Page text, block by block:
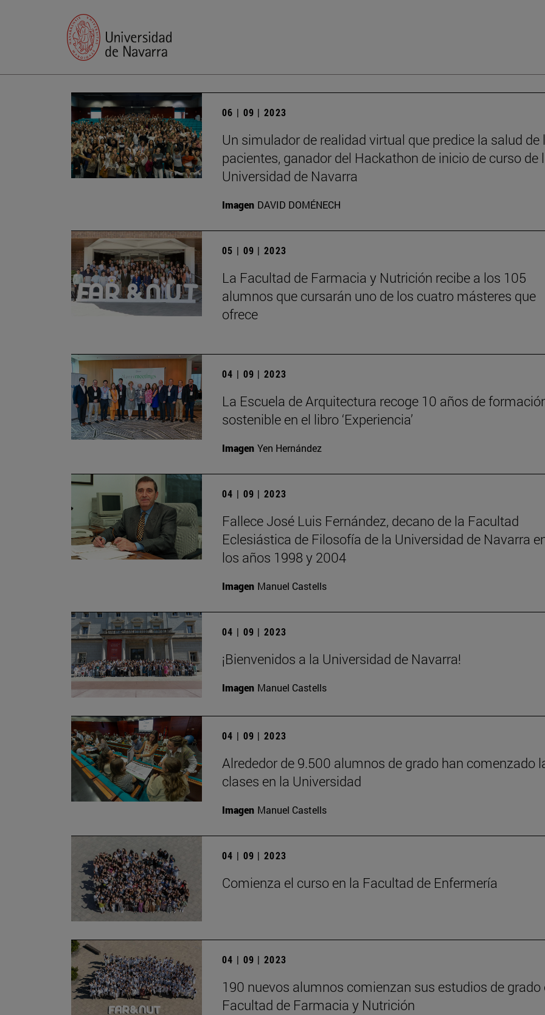
06 | 09 | 2023
Un simulador de realidad virtual que predice la salud de
pacientes, ganador del Hackathon de inicio de curso de
Universidad de Navarra
Imagen DAVID DOMÉNECH
05 | 09 | 2023
La Facultad de Farmacia y Nutrición recibe a los 105
alumnos que cursarán uno de los cuatro másteres que
ofrece
04 | 09 | 2023
La Escuela de Arquitectura recoge 10 años de
sostenible en el libro ‘Experiencia’
Imagen Yen Hernández
04 | 09 | 2023
Fallece José Luis Fernández, decano de la Facultad
Eclesiástica de Filosofía de la Universidad de Navarra
los años 1998 y 2004
Imagen Manuel Castells
04 | 09 | 2023
¡Bienvenidos a la Universidad de Navarra!
Imagen Manuel Castells
04 | 09 | 2023
Alrededor de 9.500 alumnos de grado han comenzado
clases en la Universidad
Imagen Manuel Castells
04 | 09 | 2023
Comienza el curso en la Facultad de Enfermería
04 | 09 | 2023
190 nuevos alumnos comienzan sus estudios de grado
Facultad de Farmacia y Nutrición